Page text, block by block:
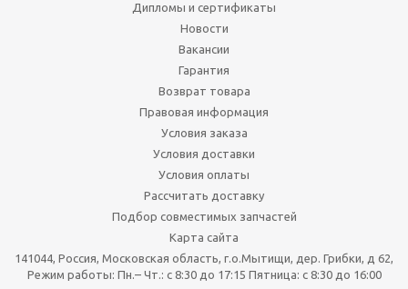
Дипломы и сертификаты
Новости
Вакансии
Гарантия
Возврат товара
Правовая информация
Условия заказа
Условия доставки
Условия оплаты
Рассчитать доставку
Подбор совместимых запчастей
Карта сайта
141044, Россия, Московская область, г.о.Мытищи, дер. Грибки, д 62,
Режим работы: Пн.– Чт.: с 8:30 до 17:15 Пятница: c 8:30 до 16:00